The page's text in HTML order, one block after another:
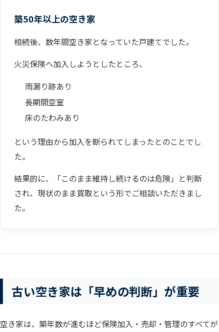
築50年以上の空き家
相続後、数年間空き家となっていた戸建てでした。
火災保険へ加入しようとしたところ、
雨漏り跡あり
長期間空室
床のたわみあり
という理由から加入を断られてしまったとのことでし
た。
結果的に、「このまま維持し続けるのは危険」と判断
され、現状のまま買取という形でご相談いただきまし
た。
古い空き家は「早めの判断」が重要
空き家は、築年数が進むほど保険加入・売却・管理のすべてが